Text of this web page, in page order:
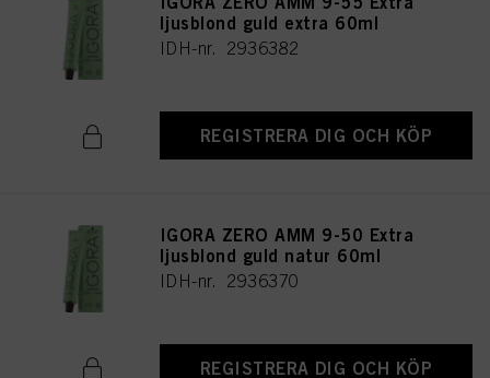
ljusblond guld extra 60ml
IDH-nr. 2936382
REGISTRERA DIG OCH KÖP
IGORA ZERO AMM 9-50 Extra
ljusblond guld natur 60ml
IDH-nr. 2936370
REGISTRERA DIG OCH KÖP